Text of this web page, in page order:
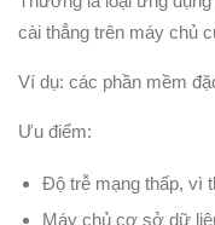
cài thẳng trên máy chủ
Ví dụ: các phần mềm
Ưu điểm:
Độ trễ mạng thấp, vì
Máy chủ cơ sở dữ